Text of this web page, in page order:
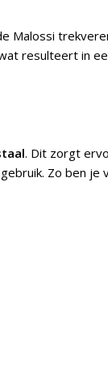
Malossi
resulteert in
. Dit zorgt
Zo ben je